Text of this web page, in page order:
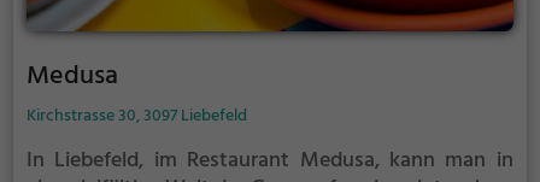
Medusa
Kirchstrasse 30, 3097 Liebefeld
In Liebefeld, im Restaurant Medusa, kann man in